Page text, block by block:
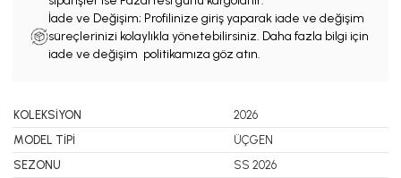
İade ve Değişim; Profilinize giriş yaparak iade ve değişim
süreçlerinizi kolaylıkla yönetebilirsiniz. Daha fazla bilgi için
iade ve değişim politikamıza göz atın.
KOLEKSİYON
2026
MODEL TİPİ
ÜÇGEN
SEZONU
SS 2026